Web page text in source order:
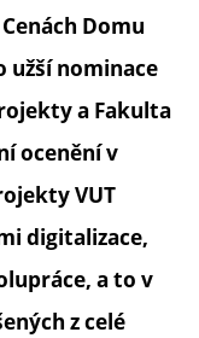
Domu
užší nominace
a Fakulta
ocenění v
VUT
digitalizace,
a to v
z celé